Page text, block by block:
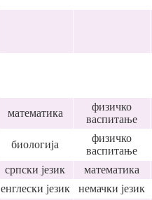
математика
физичко
васпитање
биологија
физичко
васпитање
српски језик
математика
енглески језик немачки језик